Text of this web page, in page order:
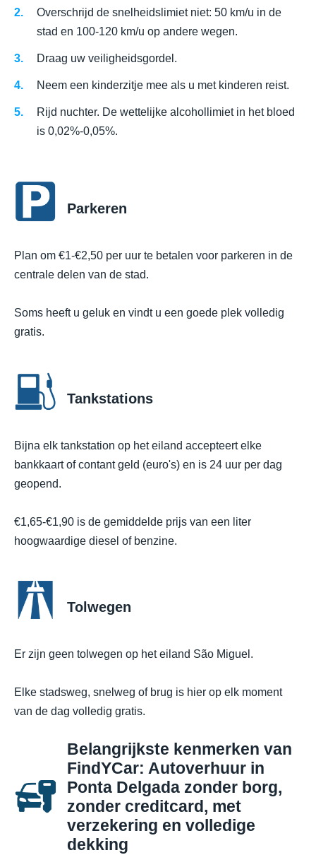
Overschrijd de snelheidslimiet niet: 50 km/u in de
stad en 100-120 km/u op andere wegen.
Draag uw veiligheidsgordel.
Neem een kinderzitje mee als u met kinderen reist.
Rijd nuchter. De wettelijke alcohollimiet in het bloed
is 0,02%-0,05%.
Parkeren
Plan om €1-€2,50 per uur te betalen voor parkeren in de
centrale delen van de stad.
Soms heeft u geluk en vindt u een goede plek volledig
gratis.
Tankstations
Bijna elk tankstation op het eiland accepteert elke
bankkaart of contant geld (euro's) en is 24 uur per dag
geopend.
€1,65-€1,90 is de gemiddelde prijs van een liter
hoogwaardige diesel of benzine.
Tolwegen
Er zijn geen tolwegen op het eiland São Miguel.
Elke stadsweg, snelweg of brug is hier op elk moment
van de dag volledig gratis.
Belangrijkste kenmerken van
FindYCar: Autoverhuur in
Ponta Delgada zonder borg,
zonder creditcard, met
verzekering en volledige
dekking